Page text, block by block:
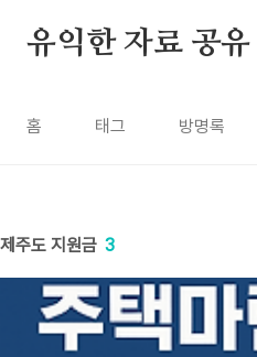
유익한 자료 공유
홈 태그 방명록
제주도 지원금 3